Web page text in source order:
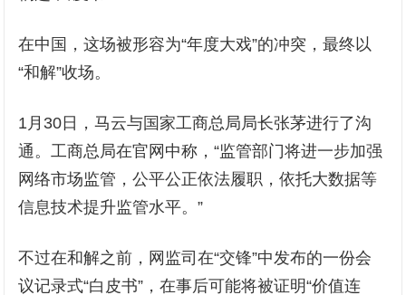
在中国，这场被形容为“年度大戏”的冲突，最终以
“和解”收场。
1月30日，马云与国家工商总局局长张茅进行了沟
通。工商总局在官网中称，“监管部门将进一步加强
网络市场监管，公平公正依法履职，依托大数据等
信息技术提升监管水平。”
不过在和解之前，网监司在“交锋”中发布的一份会
议记录式“白皮书”，在事后可能将被证明“价值连